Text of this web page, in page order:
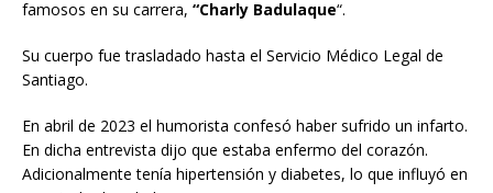
famosos en su carrera, “Charly Badulaque“.
Su cuerpo fue trasladado hasta el Servicio Médico Legal de
Santiago.
En abril de 2023 el humorista confesó haber sufrido un infarto.
En dicha entrevista dijo que estaba enfermo del corazón.
Adicionalmente tenía hipertensión y diabetes, lo que influyó en